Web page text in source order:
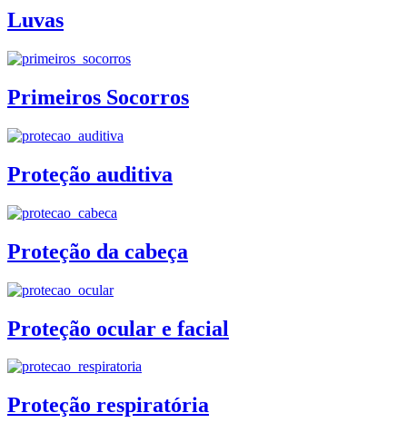
Luvas
Primeiros Socorros
Proteção auditiva
Proteção da cabeça
Proteção ocular e facial
Proteção respiratória